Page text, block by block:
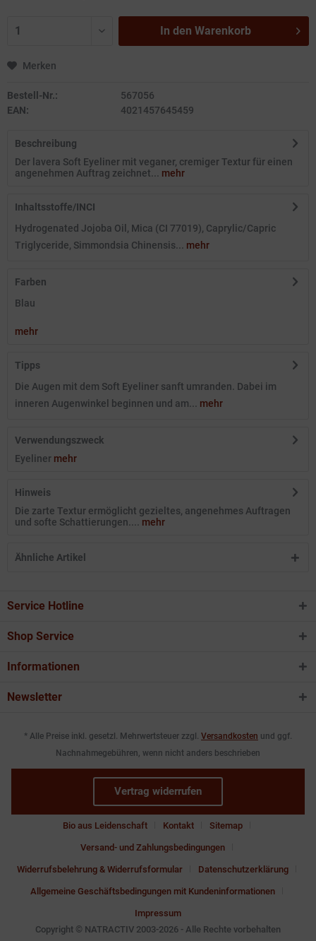
In den Warenkorb
Merken
Bestell-Nr.:
567056
EAN:
4021457645459
Beschreibung
Der lavera Soft Eyeliner mit veganer, cremiger Textur für einen
angenehmen Auftrag zeichnet... mehr
Inhaltsstoffe/INCI
Hydrogenated Jojoba Oil, Mica (CI 77019), Caprylic/Capric
Triglyceride, Simmondsia Chinensis... mehr
Farben
Blau
mehr
Tipps
Die Augen mit dem Soft Eyeliner sanft umranden. Dabei im
inneren Augenwinkel beginnen und am... mehr
Verwendungszweck
Eyeliner mehr
Hinweis
Die zarte Textur ermöglicht gezieltes, angenehmes Auftragen
und softe Schattierungen.... mehr
Ähnliche Artikel
Service Hotline
Shop Service
Informationen
Newsletter
* Alle Preise inkl. gesetzl. Mehrwertsteuer zzgl. Versandkosten und ggf.
Nachnahmegebühren, wenn nicht anders beschrieben
Vertrag widerrufen
Bio aus Leidenschaft Kontakt Sitemap
Versand- und Zahlungsbedingungen
Widerrufsbelehrung & Widerrufsformular Datenschutzerklärung
Allgemeine Geschäftsbedingungen mit Kundeninformationen
Impressum
Copyright © NATRACTIV 2003-2026 - Alle Rechte vorbehalten